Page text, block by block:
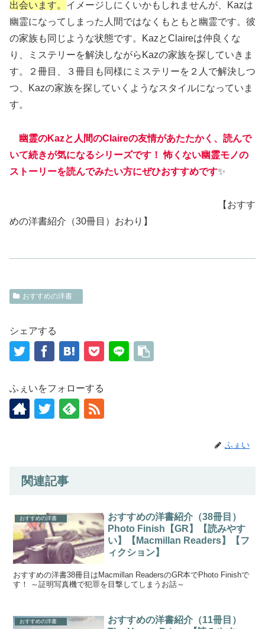
出会います。 イメージしにくいかもしれませんが、Kazは
幽霊になってしまった人間ではなくもともと幽霊です。彼
の家族も同じような状態です。KazとClaireは仲良くな
り、ミステリーを解決しながらKazの家族を探していきま
す。２冊目、３冊目も同様にミステリーを２人で解決しつ
つ、Kazの家族を探していくようなスタイルになっていま
す。
幽霊のKazと人間のClaireの友情があたたかく、読んで
いて続きが気になるシリーズです！ 怖くない幽霊モノの
ストーリーを読んでみたい方にぜひおすすめです✨
【おすす
めの洋書紹介（30冊目）おわり】
おすすめの洋書
シェアする
ふぇいをフォローする
ふぇい
関連記事
おすすめの洋書
おすすめの洋書紹介（38冊目）
Photo Finish【GR】【読みやす
い】【Macmillan Readers】【フ
ィクション】
おすすめの洋書38冊目はMacmillan ReadersのGR本でPhoto Finishで
す！ ～証明写真機で犯罪を目撃してしまうお話～
おすすめの洋書
おすすめの洋書紹介（11冊目）